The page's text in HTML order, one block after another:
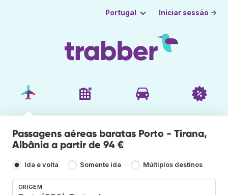
Portugal Iniciar sessão →
Passagens aéreas baratas Porto - Tirana,
Albânia a partir de 94 €
Ida e volta Somente ida Múltiplos destinos
ORIGEM